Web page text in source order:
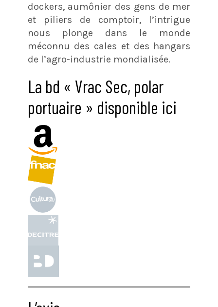
dockers, aumônier des gens de mer
et piliers de comptoir, l’intrigue
nous plonge dans le monde
méconnu des cales et des hangars
de l’agro-industrie mondialisée.
La bd « Vrac Sec, polar
portuaire » disponible ici